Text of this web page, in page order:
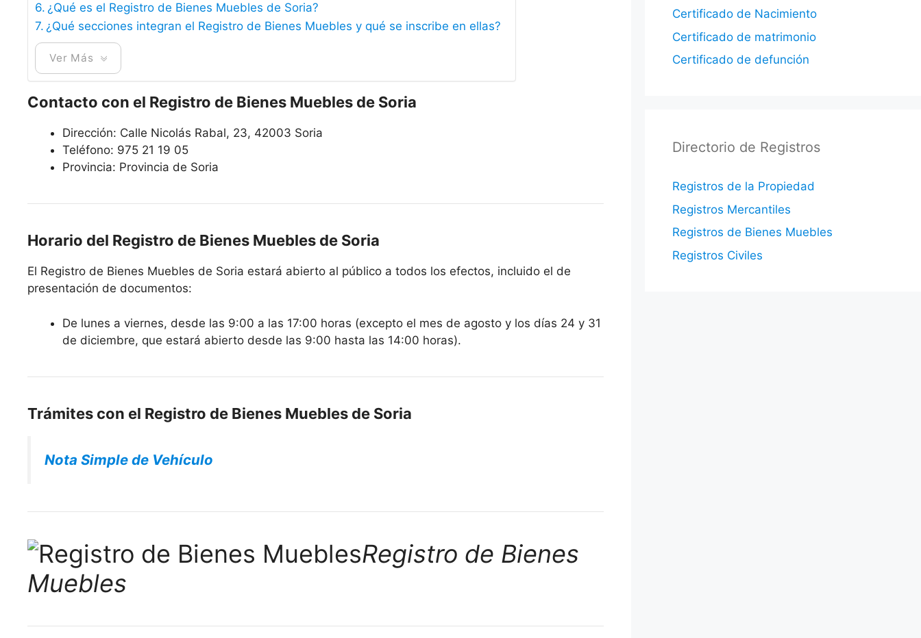
¿Qué es el Registro de Bienes Muebles de Soria?
¿Qué secciones integran el Registro de Bienes Muebles y qué se inscribe en ellas?
Ver Más
Contacto con el Registro de Bienes Muebles de Soria
Dirección: Calle Nicolás Rabal, 23, 42003 Soria
Teléfono: 975 21 19 05
Provincia: Provincia de Soria
Horario del Registro de Bienes Muebles de Soria
El Registro de Bienes Muebles de Soria estará abierto al público a todos los efectos, incluido el de
presentación de documentos:
De lunes a viernes, desde las 9:00 a las 17:00 horas (excepto el mes de agosto y los días 24 y 31
de diciembre, que estará abierto desde las 9:00 hasta las 14:00 horas).
Trámites con el Registro de Bienes Muebles de Soria
Nota Simple de Vehículo
Registro de Bienes
Muebles
Certificado de Nacimiento
Certificado de matrimonio
Certificado de defunción
Directorio de Registros
Registros de la Propiedad
Registros Mercantiles
Registros de Bienes Muebles
Registros Civiles